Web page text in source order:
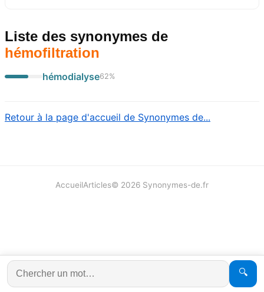
Liste des synonymes de
hémofiltration
hémodialyse62%
Retour à la page d'accueil de Synonymes de...
🔍
AccueilArticles© 2026 Synonymes-de.fr